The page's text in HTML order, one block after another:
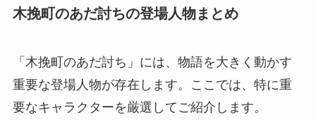
木挽町のあだ討ちの登場人物まとめ
「木挽町のあだ討ち」には、物語を大きく動かす
重要な登場人物が存在します。ここでは、特に重
要なキャラクターを厳選してご紹介します。